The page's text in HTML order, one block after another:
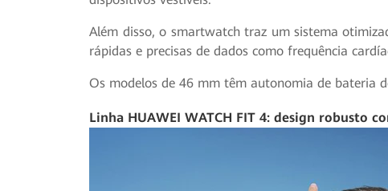
Além disso, o smartwatch traz um sistema
rápidas e precisas de dados como frequência
Os modelos de 46 mm têm autonomia de bateria
Linha HUAWEI WATCH FIT 4: design robusto